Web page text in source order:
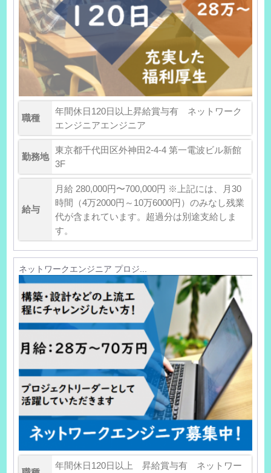
職種
年間休日120日以上昇給賞与有 ネットワーク
エンジニアエンジニア
勤務地
東京都千代田区外神田2-4-4 第一電波ビル新館
3F
給与
月給 280,000円〜700,000円 ※上記には、月30
時間（4万2000円～10万6000円）のみなし残業
代が含まれています。超過分は別途支給しま
す。
ネットワークエンジニア プロジ...
年間休日120日以上 昇給賞与有 ネットワー